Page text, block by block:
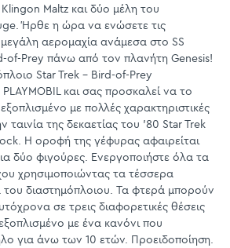
Maltz και δύο μέλη του
Ήρθε η ώρα να ενώσετε τις
αερομαχία ανάμεσα στο SS
of-Prey πάνω από τον πλανήτη Genesis!
Star Trek - Bird-of-Prey
και σας προσκαλεί να το
με πολλές χαρακτηριστικές
ταινία της δεκαετίας του '80 Star Trek
Η οροφή της γέφυρας αφαιρείται
δύο φιγούρες. Ενεργοποιήστε όλα τα
χρησιμοποιώντας τα τέσσερα
του διαστημόπλοιου. Τα φτερά μπορούν
σε τρεις διαφορετικές θέσεις
με ένα κανόνι που
για άνω των 10 ετών. Προειδοποίηση.